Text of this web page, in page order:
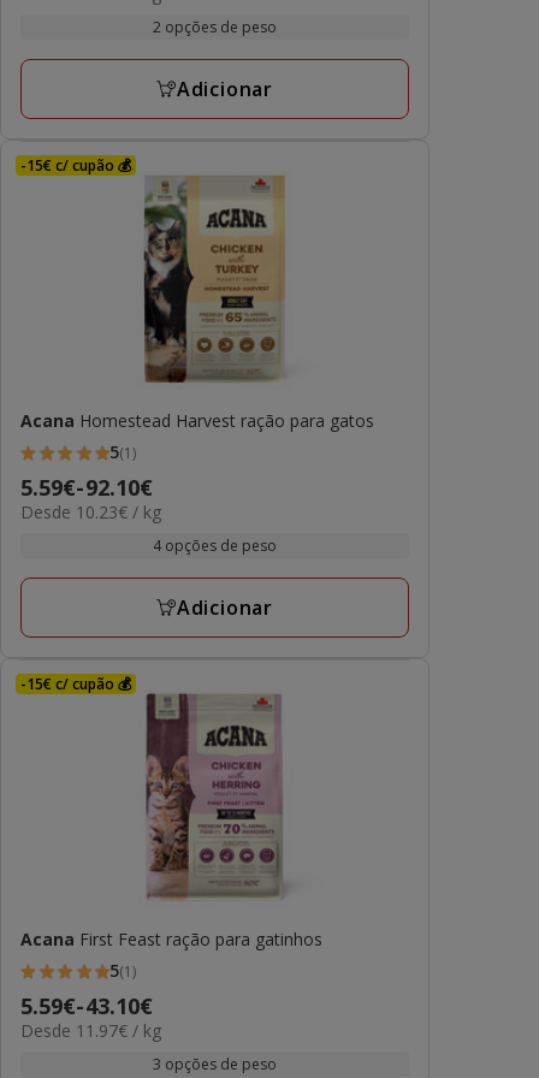
a
2 opções de peso
Adicionar
-15€ c/ cupão 💰
Acana Homestead Harvest ração para gatos
5
estrelas
com
avaliações
5(1)
Preço
de
a
5.59€-92.10€
10.23€
Desde 10.23€ / kg
4 opções de peso
Adicionar
-15€ c/ cupão 💰
Acana First Feast ração para gatinhos
5
estrelas
com
5(1)
Preço
de
5.59€-43.10€
11.97€
Desde 11.97€ / kg
3 opções de peso